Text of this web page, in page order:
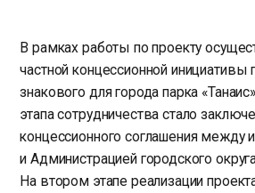
В рамках работы по проекту
частной концессионной инициативы
знакового для города парка
этапа сотрудничества стало
концессионного соглашения между
и Администрацией городского
На втором этапе реализации